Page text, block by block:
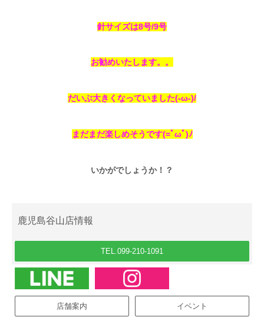
針サイズは8号/9号
お勧めいたします。。
だいぶ大きくなっていました(-ω-)/
まだまだ楽しめそうです(=ﾟωﾟ)ﾉ
いかがでしょうか！？
鹿児島谷山店情報
TEL.099-210-1091
店舗案内 イベント